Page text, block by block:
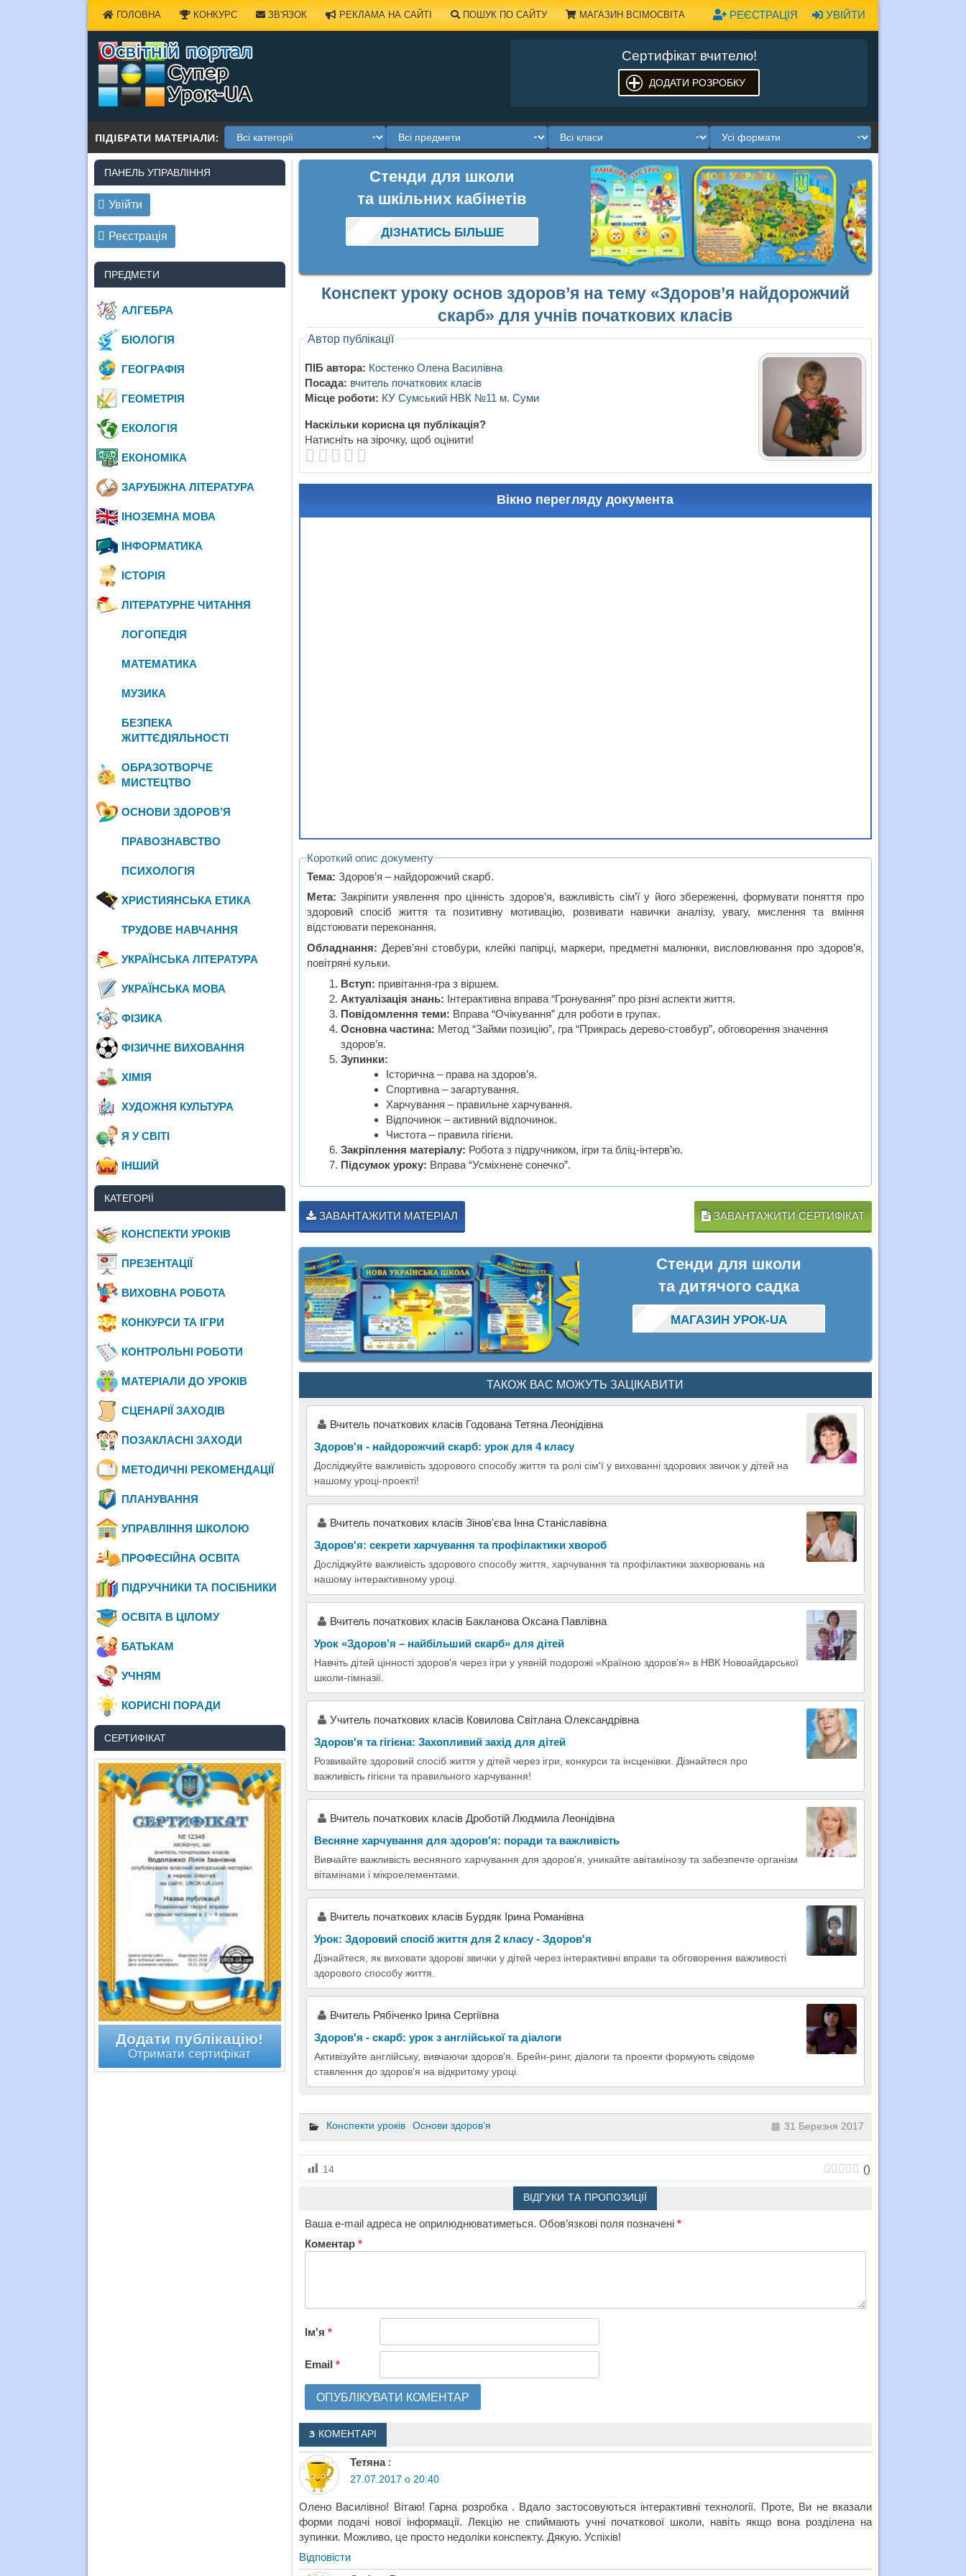
УВІЙТИ
РЕЄСТРАЦІЯ
ГОЛОВНА КОНКУРС ЗВ'ЯЗОК РЕКЛАМА НА САЙТІ ПОШУК ПО САЙТУ МАГАЗИН ВСІМОСВІТА
Сертифікат вчителю!
ДОДАТИ РОЗРОБКУ
ПІДІБРАТИ МАТЕРІАЛИ:
Стенди для школи
та шкільних кабінетів
ДІЗНАТИСЬ БІЛЬШЕ
Конспект уроку основ здоров’я на тему «Здоров’я найдорожчий
скарб» для учнів початкових класів
Автор публікації
ПІБ автора: Костенко Олена Василівна
Посада: вчитель початкових класів
Місце роботи: КУ Сумський НВК №11 м. Суми
Наскільки корисна ця публікація?
Натисніть на зірочку, щоб оцінити!
Вікно перегляду документа
Короткий опис документу
Тема: Здоров’я – найдорожчий скарб.
Мета: Закріпити уявлення про цінність здоров’я, важливість сім’ї у його збереженні, формувати поняття про
здоровий спосіб життя та позитивну мотивацію, розвивати навички аналізу, увагу, мислення та вміння
відстоювати переконання.
Обладнання: Дерев’яні стовбури, клейкі папірці, маркери, предметні малюнки, висловлювання про здоров’я,
повітряні кульки.
Вступ: привітання-гра з віршем.
Актуалізація знань: Інтерактивна вправа “Гронування” про різні аспекти життя.
Повідомлення теми: Вправа “Очікування” для роботи в групах.
Основна частина: Метод “Займи позицію”, гра “Прикрась дерево-стовбур”, обговорення значення
здоров’я.
Зупинки:
Історична – права на здоров’я.
Спортивна – загартування.
Харчування – правильне харчування.
Відпочинок – активний відпочинок.
Чистота – правила гігієни.
Закріплення матеріалу: Робота з підручником, ігри та бліц-інтерв’ю.
Підсумок уроку: Вправа “Усміхнене сонечко”.
ЗАВАНТАЖИТИ МАТЕРІАЛ ЗАВАНТАЖИТИ СЕРТИФІКАТ
Стенди для школи
та дитячого садка
МАГАЗИН УРОК-UA
ТАКОЖ ВАС МОЖУТЬ ЗАЦІКАВИТИ
Вчитель початкових класів Годована Тетяна Леонідівна
Здоров'я - найдорожчий скарб: урок для 4 класу
Досліджуйте важливість здорового способу життя та ролі сім'ї у вихованні здорових звичок у дітей на
нашому уроці-проекті!
Вчитель початкових класів Зінов'єва Інна Станіславівна
Здоров'я: секрети харчування та профілактики хвороб
Досліджуйте важливість здорового способу життя, харчування та профілактики захворювань на
нашому інтерактивному уроці.
Вчитель початкових класів Бакланова Оксана Павлівна
Урок «Здоров’я – найбільший скарб» для дітей
Навчіть дітей цінності здоров'я через ігри у уявній подорожі «Країною здоров’я» в НВК Новоайдарської
школи-гімназії.
Учитель початкових класів Ковилова Світлана Олександрівна
Здоров'я та гігієна: Захопливий захід для дітей
Розвивайте здоровий спосіб життя у дітей через ігри, конкурси та інсценівки. Дізнайтеся про
важливість гігієни та правильного харчування!
Вчитель початкових класів Дроботій Людмила Леонідівна
Весняне харчування для здоров'я: поради та важливість
Вивчайте важливість весняного харчування для здоров'я, уникайте авітамінозу та забезпечте організм
вітамінами і мікроелементами.
Вчитель початкових класів Бурдяк Ірина Романівна
Урок: Здоровий спосіб життя для 2 класу - Здоров'я
Дізнайтеся, як виховати здорові звички у дітей через інтерактивні вправи та обговорення важливості
здорового способу життя.
Вчитель Рябіченко Ірина Сергіївна
Здоров'я - скарб: урок з англійської та діалоги
Активізуйте англійську, вивчаючи здоров'я. Брейн-ринг, діалоги та проекти формують свідоме
ставлення до здоров'я на відкритому уроці.
Конспекти уроків Основи здоров’я 31 Березня 2017
14 ()
ВІДГУКИ ТА ПРОПОЗИЦІЇ
Ваша e-mail адреса не оприлюднюватиметься. Обов’язкові поля позначені *
Коментар *
Ім'я *
Email *
3 КОМЕНТАРІ
Тетяна :
27.07.2017 о 20:40
Олено Василівно! Вітаю! Гарна розробка . Вдало застосовуються інтерактивні технології. Проте, Ви не вказали
форми подачі нової інформації. Лекцію не спиймають учні початкової школи, навіть якщо вона розділена на
зупинки. Можливо, це просто недоліки конспекту. Дякую. Успіхів!
Відповіcти
ПАНЕЛЬ УПРАВЛІННЯ
Увійти
Реєстрація
ПРЕДМЕТИ
АЛГЕБРА
БІОЛОГІЯ
ГЕОГРАФІЯ
ГЕОМЕТРІЯ
ЕКОЛОГІЯ
ЕКОНОМІКА
ЗАРУБІЖНА ЛІТЕРАТУРА
ІНОЗЕМНА МОВА
ІНФОРМАТИКА
ІСТОРІЯ
ЛІТЕРАТУРНЕ ЧИТАННЯ
ЛОГОПЕДІЯ
МАТЕМАТИКА
МУЗИКА
БЕЗПЕКА
ЖИТТЄДІЯЛЬНОСТІ
ОБРАЗОТВОРЧЕ
МИСТЕЦТВО
ОСНОВИ ЗДОРОВ’Я
ПРАВОЗНАВСТВО
ПСИХОЛОГІЯ
ХРИСТИЯНСЬКА ЕТИКА
ТРУДОВЕ НАВЧАННЯ
УКРАЇНСЬКА ЛІТЕРАТУРА
УКРАЇНСЬКА МОВА
ФІЗИКА
ФІЗИЧНЕ ВИХОВАННЯ
ХІМІЯ
ХУДОЖНЯ КУЛЬТУРА
Я У СВІТІ
ІНШИЙ
КАТЕГОРІЇ
КОНСПЕКТИ УРОКІВ
ПРЕЗЕНТАЦІЇ
ВИХОВНА РОБОТА
КОНКУРСИ ТА ІГРИ
КОНТРОЛЬНІ РОБОТИ
МАТЕРІАЛИ ДО УРОКІВ
СЦЕНАРІЇ ЗАХОДІВ
ПОЗАКЛАСНІ ЗАХОДИ
МЕТОДИЧНІ РЕКОМЕНДАЦІЇ
ПЛАНУВАННЯ
УПРАВЛІННЯ ШКОЛОЮ
ПРОФЕСІЙНА ОСВІТА
ПІДРУЧНИКИ ТА ПОСІБНИКИ
ОСВІТА В ЦІЛОМУ
БАТЬКАМ
УЧНЯМ
КОРИСНІ ПОРАДИ
СЕРТИФІКАТ
Додати публікацію!
Отримати сертифікат